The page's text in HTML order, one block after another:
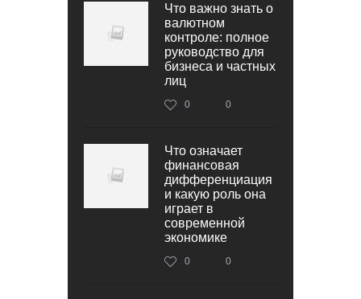
Что важно знать о
валютном
контроле: полное
руководство для
бизнеса и частных
лиц
0 0
Что означает
финансовая
дифференциация
и какую роль она
играет в
современной
экономике
0 0